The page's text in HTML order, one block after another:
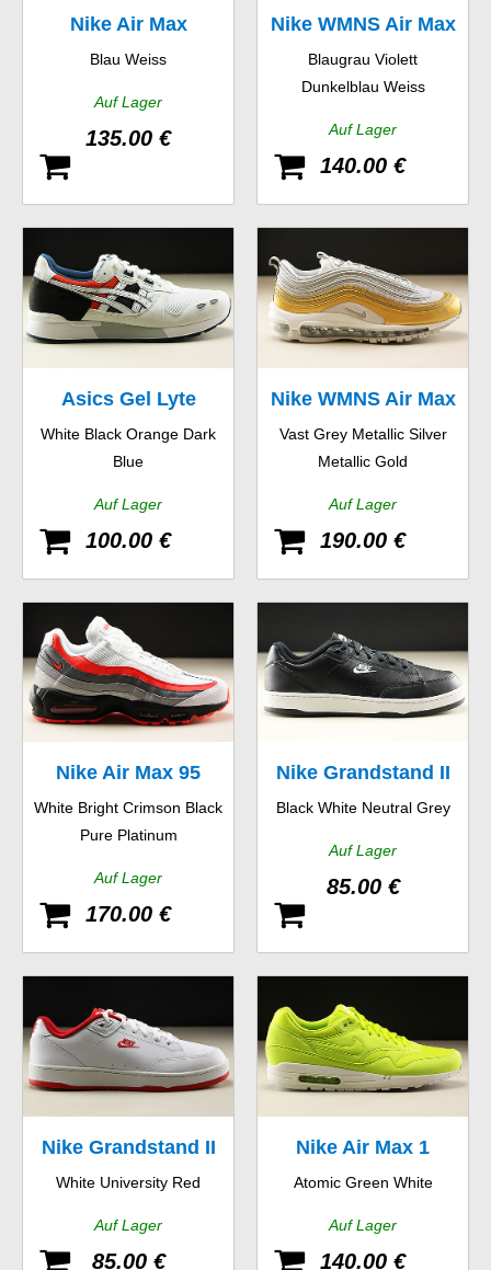
Nike Air Max
Command Premium
Blau Weiss
Auf Lager
135.00 €
Nike WMNS Air Max
90 Essential
Blaugrau Violett
Dunkelblau Weiss
Auf Lager
140.00 €
Asics Gel Lyte
White Black Orange Dark
Blue
Auf Lager
100.00 €
Nike WMNS Air Max
97 SE
Vast Grey Metallic Silver
Metallic Gold
Auf Lager
190.00 €
Nike Air Max 95
Essential
White Bright Crimson Black
Pure Platinum
Auf Lager
170.00 €
Nike Grandstand II
Black White Neutral Grey
Auf Lager
85.00 €
Nike Grandstand II
White University Red
Auf Lager
85.00 €
Nike Air Max 1
Atomic Green White
Auf Lager
140.00 €